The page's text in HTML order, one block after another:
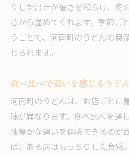
りした出汁が暑さを和らげ、冬
芯から温めてくれます。季節ご
うことで、河南町のうどんの奥
じられます。
食べ比べで違いを感じるうど
河南町のうどんは、お店ごとに
味が異なります。食べ比べを通
性豊かな違いを体感できるのが
ば、ある店はもっちりした食感